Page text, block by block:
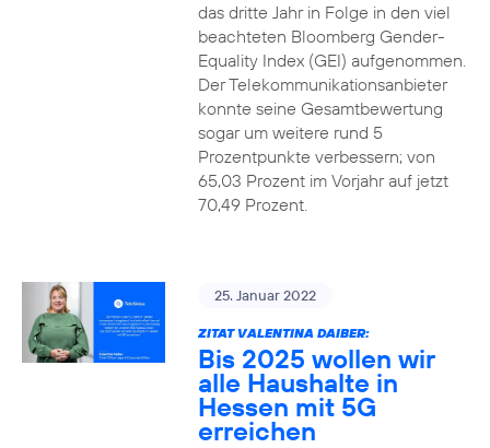
das dritte Jahr in Folge in den viel
beachteten Bloomberg Gender-
Equality Index (GEI) aufgenommen.
Der Telekommunikationsanbieter
konnte seine Gesamtbewertung
sogar um weitere rund 5
Prozentpunkte verbessern; von
65,03 Prozent im Vorjahr auf jetzt
70,49 Prozent.
25. Januar 2022
ZITAT VALENTINA DAIBER:
Bis 2025 wollen wir
alle Haushalte in
Hessen mit 5G
erreichen